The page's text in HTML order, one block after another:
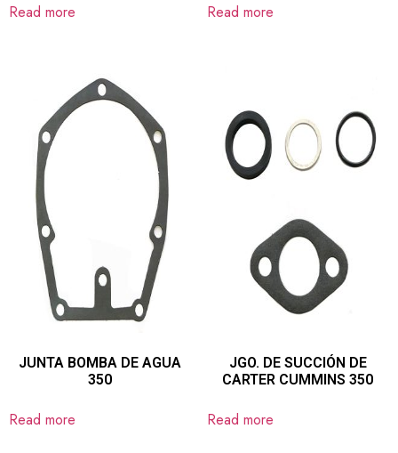
Read more Read more
JUNTA BOMBA DE AGUA
350
Read more
JGO. DE SUCCIÓN DE
CARTER CUMMINS 350
Read more